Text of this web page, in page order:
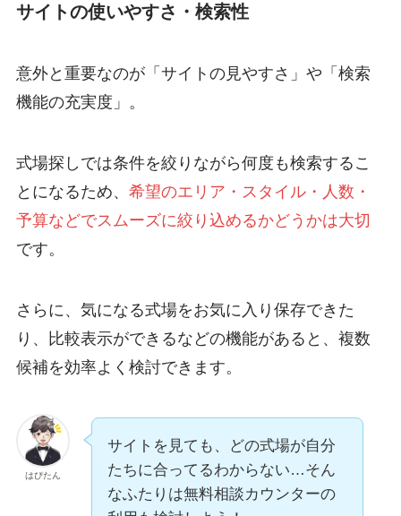
サイトの使いやすさ・検索性
意外と重要なのが「サイトの見やすさ」や「検索
機能の充実度」。
式場探しでは条件を絞りながら何度も検索するこ
とになるため、 希望のエリア・スタイル・人数・
予算などでスムーズに絞り込めるかどうかは大切
です。
さらに、気になる式場をお気に入り保存できた
り、比較表示ができるなどの機能があると、複数
候補を効率よく検討できます。
はぴたん
サイトを見ても、どの式場が自分
たちに合ってるわからない…そん
なふたりは無料相談カウンターの